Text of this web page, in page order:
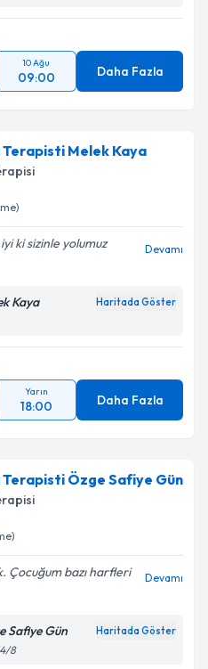
10 Ağu
09:00 Daha Fazla
Terapisti Melek Kaya
ki sizinle yolumuz
Devamı
Kaya Haritada Göster
Yarın
18:00 Daha Fazla
Terapisti Özge Safiye Gün
Çocuğum bazı harfleri
Devamı
Safiye Gün Haritada Göster
8